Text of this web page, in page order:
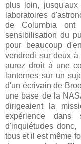
plus loin,
laboratoires
de Columbia
sensibilisation du
pour beaucoup
vendredi sur deux
aurez droit à une
lanternes sur un
d'un écrivain de
une base de la
dirigeaient la
expérience dans
d'inquiétudes
tous et il est même